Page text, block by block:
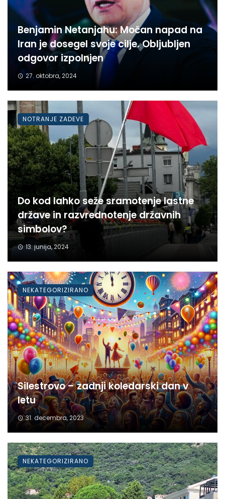
Benjamin Netanjahu: Močan napad na
Iran je dosegel svoje cilje. Obljubljen
odgovor izpolnjen
27. oktobra, 2024
Do kod lahko seže sramotenje lastne
države in razvrednotenje državnih
simbolov?
13. junija, 2024
NOTRANJE ZADEVE
Silestrovo – zadnji koledarski dan v
letu
31. decembra, 2023
NEKATEGORIZIRANO
NEKATEGORIZIRANO